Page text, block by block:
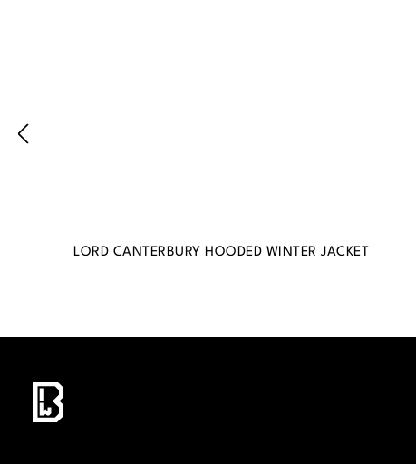
LORD CANTERBURY HOODED WINTER JACKET